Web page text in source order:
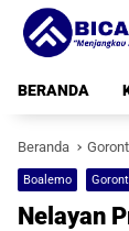
Langsung
konten
BERANDA
Beranda
Boalemo
Nelayan